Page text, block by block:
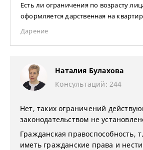
Есть ли ограничения по возрасту
оформляется дарственная на
Дарение
Наталия Булахова
Консультаций: 244
Нет, таких ограничений
законодательством не
Гражданская правоспособность,
иметь гражданские права и